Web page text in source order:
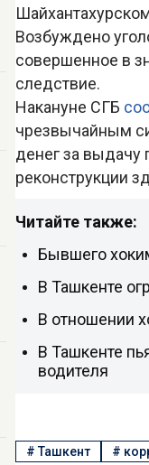
Возбуждено
совершенное в
следствие.
Накануне СГБ
чрезвычайным
денег за выдачу
реконструкции
Читайте также:
Бывшего
В Ташкенте
В отношении
В Ташкенте
водителя
#Ташкент #